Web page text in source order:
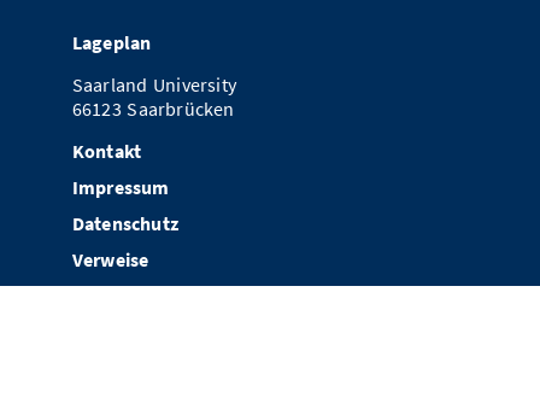
Lageplan
Saarland University
66123 Saarbrücken
Kontakt
Impressum
Datenschutz
Verweise